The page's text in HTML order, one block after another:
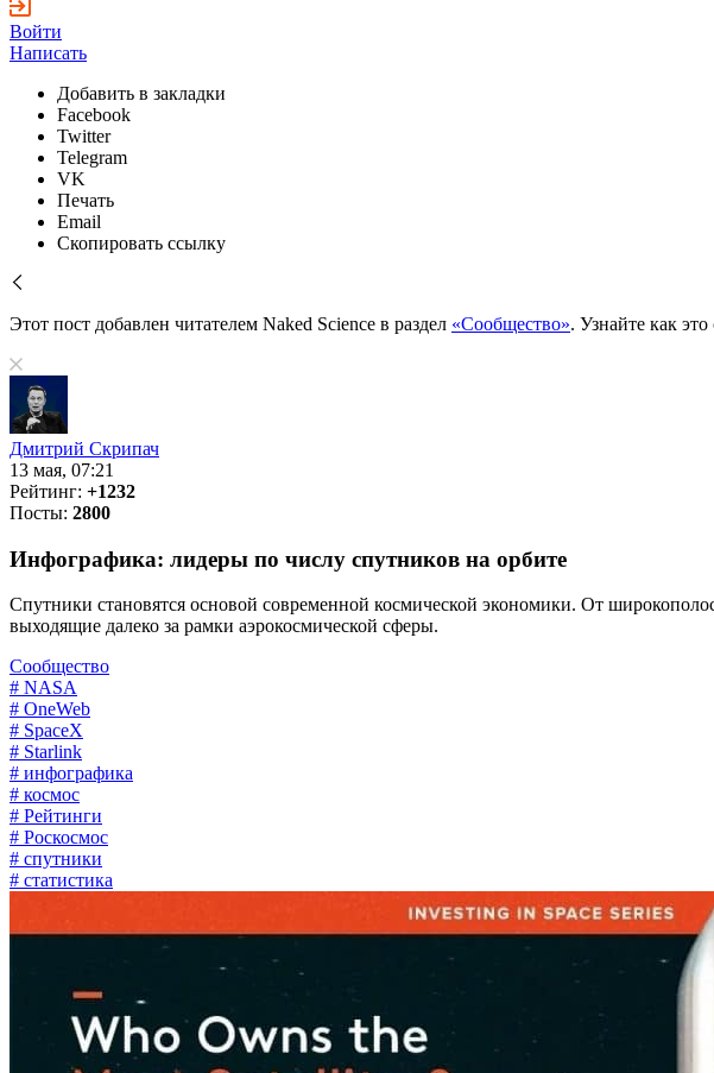
Войти
Написать
Добавить в закладки
Facebook
Twitter
Telegram
VK
Печать
Email
Скопировать ссылку
Этот пост добавлен читателем Naked Science в раздел «Сообщество». Узнайте как это
Дмитрий Скрипач
13 мая, 07:21
Рейтинг: +1232
Посты: 2800
Инфографика: лидеры по числу спутников на орбите
Спутники становятся основой современной космической экономики. От
выходящие далеко за рамки аэрокосмической сферы.
Сообщество
# NASA
# OneWeb
# SpaceX
# Starlink
# инфографика
# космос
# Рейтинги
# Роскосмос
# спутники
# статистика